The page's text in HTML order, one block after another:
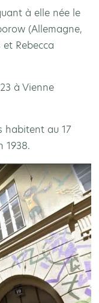
à elle née le
(Allemagne,
Rebecca
à Vienne
habitent au 17
1938.